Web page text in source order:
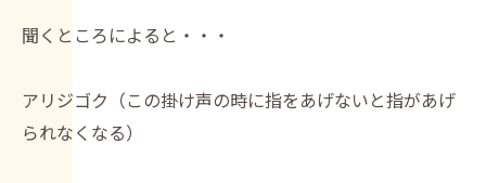
聞くところによると・・・
アリジゴク（この掛け声の時に指をあげないと指があげ
られなくなる）